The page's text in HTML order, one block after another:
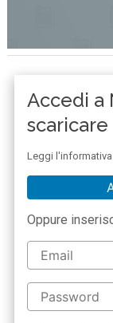
Accedi a
Leggi
Oppure